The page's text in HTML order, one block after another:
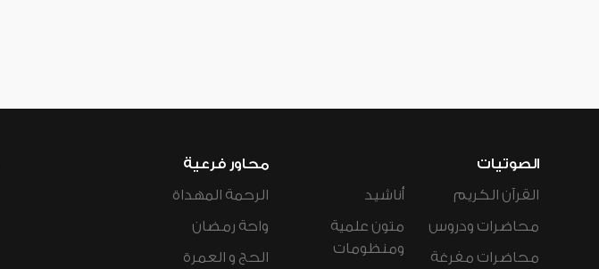
الصوتيات
القرآن الكريم
محاضرات ودروس
محاضرات مفرغة
أناشيد
متون علمية
ومنظومات
محاور فرعية
الرحمة المهداة
واحة رمضان
الحج و العمرة